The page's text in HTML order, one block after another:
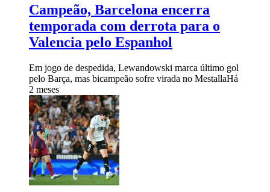
Campeão, Barcelona encerra
temporada com derrota para o
Valencia pelo Espanhol
Em jogo de despedida, Lewandowski marca último gol
pelo Barça, mas bicampeão sofre virada no MestallaHá
2 meses